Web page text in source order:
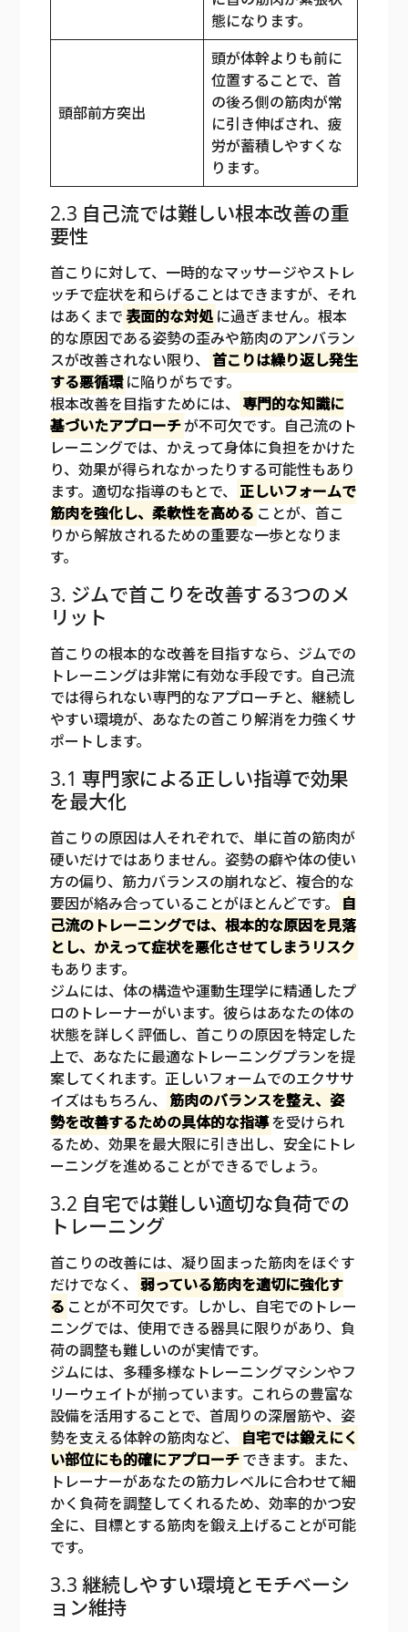
態になります。
頭部前方突出
頭が体幹よりも前に
位置することで、首
の後ろ側の筋肉が常
に引き伸ばされ、疲
労が蓄積しやすくな
ります。
2.3 自己流では難しい根本改善の重
要性
首こりに対して、一時的なマッサージやストレ
ッチで症状を和らげることはできますが、それ
はあくまで表面的な対処 に過ぎません。根本
的な原因である姿勢の歪みや筋肉のアンバラン
スが改善されない限り、 首こりは繰り返し発生
する悪循環 に陥りがちです。
根本改善を目指すためには、
専門的な知識に
基づいたアプローチが不可欠です。自己流のト
レーニングでは、かえって身体に負担をかけた
り、効果が得られなかったりする可能性もあり
ます。適切な指導のもとで、 正しいフォームで
筋肉を強化し、柔軟性を高める ことが、首こ
りから解放されるための重要な一歩となりま
す。
3. ジムで首こりを改善する3つのメ
リット
首こりの根本的な改善を目指すなら、ジムでの
トレーニングは非常に有効な手段です。自己流
では得られない専門的なアプローチと、継続し
やすい環境が、あなたの首こり解消を力強くサ
ポートします。
3.1 専門家による正しい指導で効果
を最大化
首こりの原因は人それぞれで、単に首の筋肉が
硬いだけではありません。姿勢の癖や体の使い
方の偏り、筋力バランスの崩れなど、複合的な
要因が絡み合っていることがほとんどです。
自
己流のトレーニングでは、根本的な原因を見落
とし、かえって症状を悪化させてしまうリスク
もあります。
ジムには、体の構造や運動生理学に精通したプ
ロのトレーナーがいます。彼らはあなたの体の
状態を詳しく評価し、首こりの原因を特定した
上で、あなたに最適なトレーニングプランを提
案してくれます。正しいフォームでのエクササ
イズはもちろん、 筋肉のバランスを整え、姿
勢を改善するための具体的な指導を受けられ
るため、効果を最大限に引き出し、安全にトレ
ーニングを進めることができるでしょう。
3.2 自宅では難しい適切な負荷での
トレーニング
首こりの改善には、凝り固まった筋肉をほぐす
だけでなく、 弱っている筋肉を適切に強化す
る ことが不可欠です。しかし、自宅でのトレー
ニングでは、使用できる器具に限りがあり、負
荷の調整も難しいのが実情です。
ジムには、多種多様なトレーニングマシンやフ
リーウェイトが揃っています。これらの豊富な
設備を活用することで、首周りの深層筋や、姿
勢を支える体幹の筋肉など、
自宅では鍛えにく
い部位にも的確にアプローチできます。また、
トレーナーがあなたの筋力レベルに合わせて細
かく負荷を調整してくれるため、効率的かつ安
全に、目標とする筋肉を鍛え上げることが可能
です。
3.3 継続しやすい環境とモチベーシ
ョン維持